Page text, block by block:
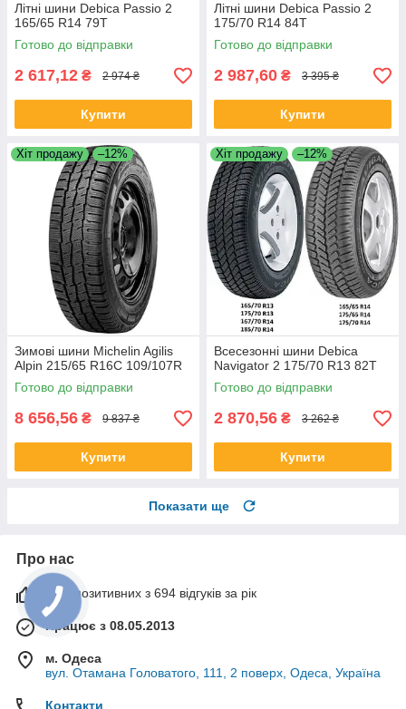
Літні шини Debica Passio 2
165/65 R14 79T
Готово до відправки
2 617,12 ₴ 2 974 ₴
Купити
Літні шини Debica Passio 2
175/70 R14 84T
Готово до відправки
2 987,60 ₴ 3 395 ₴
Купити
Хіт продажу –12%
Зимові шини Michelin Agilis
Alpin 215/65 R16C 109/107R
Готово до відправки
8 656,56 ₴ 9 837 ₴
Купити
Хіт продажу –12%
Всесезонні шини Debica
Navigator 2 175/70 R13 82T
Готово до відправки
2 870,56 ₴ 3 262 ₴
Купити
Показати ще
Про нас
99% позитивних з 694 відгуків за рік
Працює з 08.05.2013
м. Одеса
вул. Отамана Головатого, 111, 2 поверх, Одеса, Україна
Контакти